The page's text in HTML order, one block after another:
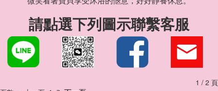
請點選下列圖示聯繫客服
1 / 2 頁